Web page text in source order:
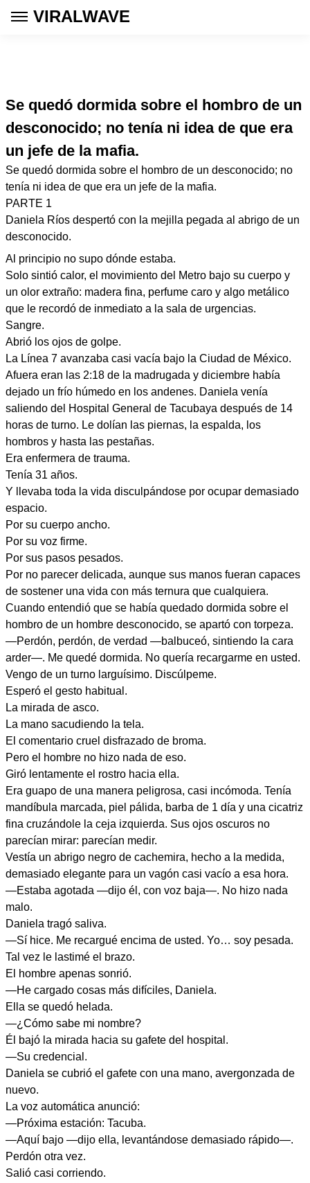
VIRALWAVE
Se quedó dormida sobre el hombro de un
desconocido; no tenía ni idea de que era
un jefe de la mafia.
Se quedó dormida sobre el hombro de un desconocido; no
tenía ni idea de que era un jefe de la mafia.
PARTE 1
Daniela Ríos despertó con la mejilla pegada al abrigo de un
desconocido.
Al principio no supo dónde estaba.
Solo sintió calor, el movimiento del Metro bajo su cuerpo y
un olor extraño: madera fina, perfume caro y algo metálico
que le recordó de inmediato a la sala de urgencias.
Sangre.
Abrió los ojos de golpe.
La Línea 7 avanzaba casi vacía bajo la Ciudad de México.
Afuera eran las 2:18 de la madrugada y diciembre había
dejado un frío húmedo en los andenes. Daniela venía
saliendo del Hospital General de Tacubaya después de 14
horas de turno. Le dolían las piernas, la espalda, los
hombros y hasta las pestañas.
Era enfermera de trauma.
Tenía 31 años.
Y llevaba toda la vida disculpándose por ocupar demasiado
espacio.
Por su cuerpo ancho.
Por su voz firme.
Por sus pasos pesados.
Por no parecer delicada, aunque sus manos fueran capaces
de sostener una vida con más ternura que cualquiera.
Cuando entendió que se había quedado dormida sobre el
hombro de un hombre desconocido, se apartó con torpeza.
—Perdón, perdón, de verdad —balbuceó, sintiendo la cara
arder—. Me quedé dormida. No quería recargarme en usted.
Vengo de un turno larguísimo. Discúlpeme.
Esperó el gesto habitual.
La mirada de asco.
La mano sacudiendo la tela.
El comentario cruel disfrazado de broma.
Pero el hombre no hizo nada de eso.
Giró lentamente el rostro hacia ella.
Era guapo de una manera peligrosa, casi incómoda. Tenía
mandíbula marcada, piel pálida, barba de 1 día y una cicatriz
fina cruzándole la ceja izquierda. Sus ojos oscuros no
parecían mirar: parecían medir.
Vestía un abrigo negro de cachemira, hecho a la medida,
demasiado elegante para un vagón casi vacío a esa hora.
—Estaba agotada —dijo él, con voz baja—. No hizo nada
malo.
Daniela tragó saliva.
—Sí hice. Me recargué encima de usted. Yo… soy pesada.
Tal vez le lastimé el brazo.
El hombre apenas sonrió.
—He cargado cosas más difíciles, Daniela.
Ella se quedó helada.
—¿Cómo sabe mi nombre?
Él bajó la mirada hacia su gafete del hospital.
—Su credencial.
Daniela se cubrió el gafete con una mano, avergonzada de
nuevo.
La voz automática anunció:
—Próxima estación: Tacuba.
—Aquí bajo —dijo ella, levantándose demasiado rápido—.
Perdón otra vez.
Salió casi corriendo.